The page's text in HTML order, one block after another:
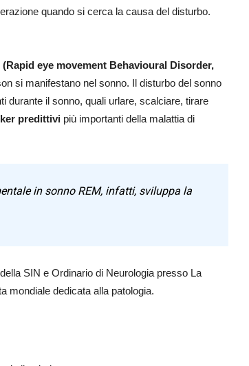
quando si cerca la causa del disturbo.
(Rapid eye movement Behavioural Disorder,
si manifestano nel sonno. Il disturbo del sonno
durante il sonno, quali urlare, scalciare, tirare
predittivi più importanti della malattia di
in sonno REM, infatti, sviluppa la
SIN e Ordinario di Neurologia presso La
mondiale dedicata alla patologia.